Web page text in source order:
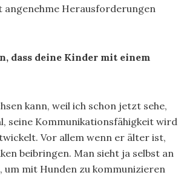
angenehme Herausforderungen
dass deine Kinder mit einem
kann, weil ich schon jetzt sehe,
seine Kommunikationsfähigkeit wird
Vor allem wenn er älter ist,
beibringen. Man sieht ja selbst an
um mit Hunden zu kommunizieren